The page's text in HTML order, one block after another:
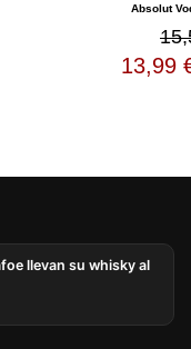
Absolut
13,99
llevan su whisky al